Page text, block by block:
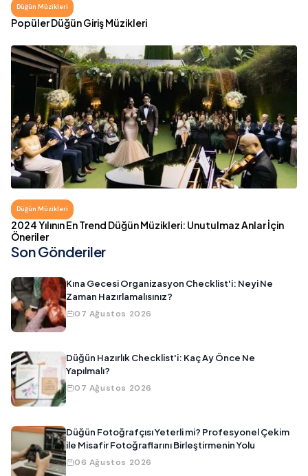
Düğün Müzikleri
Popüler Düğün Giriş Müzikleri
Düğün Müzikleri
2024 Yılının En Trend Düğün Müzikleri: Unutulmaz Anlar İçin
Öneriler
Son Gönderiler
Kına Gecesi Organizasyon Checklist'i: Neyi Ne
Zaman Hazırlamalısınız?
07 Ağustos 2026
Düğün Hazırlık Checklist'i: Kaç Ay Önce Ne
Yapılmalı?
07 Ağustos 2026
Düğün Fotoğrafçısı Yeterli mi? Profesyonel Çekim
ile Misafir Fotoğraflarını Birleştirmenin Yolu
06 Ağustos 2026